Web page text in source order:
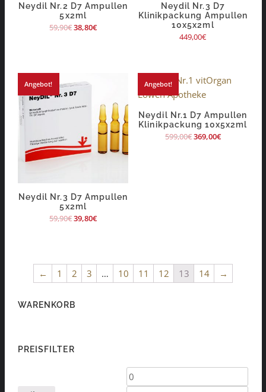
Neydil Nr.2 D7 Ampullen
5x2ml
59,90€38,80€
Neydil Nr.3 D7
Klinikpackung Ampullen
10x5x2ml
449,00€
Angebot!
Neydil Nr.3 D7 Ampullen
5x2ml
59,90€39,80€
Angebot!
Neydil Nr.1 D7 Ampullen
Klinikpackung 10x5x2ml
599,00€369,00€
← 1 2 3 … 10 11 12 13 14 →
WARENKORB
PREISFILTER
Min.